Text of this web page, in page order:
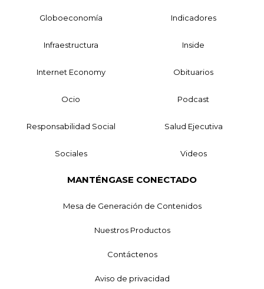
Globoeconomía Indicadores
Infraestructura Inside
Internet Economy Obituarios
Ocio Podcast
Responsabilidad Social Salud Ejecutiva
Sociales Videos
MANTÉNGASE CONECTADO
Mesa de Generación de Contenidos
Nuestros Productos
Contáctenos
Aviso de privacidad